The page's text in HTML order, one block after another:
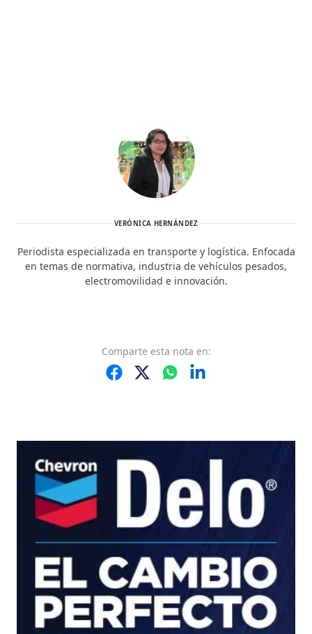
VERÓNICA HERNÁNDEZ
Periodista especializada en transporte y logística. Enfocada
en temas de normativa, industria de vehículos pesados,
electromovilidad e innovación.
Comparte esta nota en: